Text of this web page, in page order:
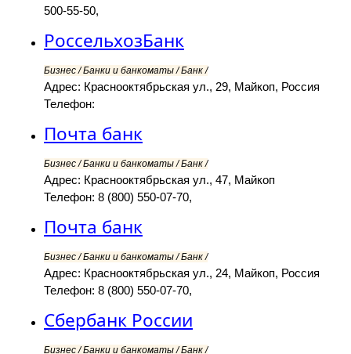
500-55-50,
РоссельхозБанк
Бизнес / Банки и банкоматы / Банк /
Адрес: Краснооктябрьская ул., 29, Майкоп, Россия
Телефон:
Почта банк
Бизнес / Банки и банкоматы / Банк /
Адрес: Краснооктябрьская ул., 47, Майкоп
Телефон: 8 (800) 550-07-70,
Почта банк
Бизнес / Банки и банкоматы / Банк /
Адрес: Краснооктябрьская ул., 24, Майкоп, Россия
Телефон: 8 (800) 550-07-70,
Сбербанк России
Бизнес / Банки и банкоматы / Банк /